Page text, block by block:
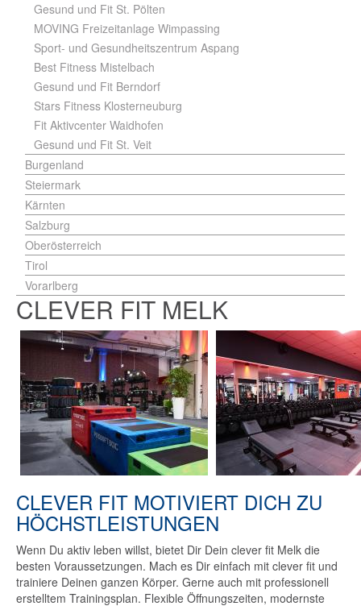
Gesund und Fit St. Pölten
MOVING Freizeitanlage Wimpassing
Sport- und Gesundheitszentrum Aspang
Best Fitness Mistelbach
Gesund und Fit Berndorf
Stars Fitness Klosterneuburg
Fit Aktivcenter Waidhofen
Gesund und Fit St. Veit
Burgenland
Steiermark
Kärnten
Salzburg
Oberösterreich
Tirol
Vorarlberg
CLEVER FIT MELK
CLEVER FIT MOTIVIERT DICH ZU
HÖCHSTLEISTUNGEN
Wenn Du aktiv leben willst, bietet Dir Dein clever fit Melk die
besten Voraussetzungen. Mach es Dir einfach mit clever fit und
trainiere Deinen ganzen Körper. Gerne auch mit professionell
erstelltem Trainingsplan. Flexible Öffnungszeiten, modernste